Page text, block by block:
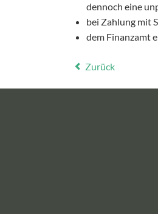
dennoch eine
bei Zahlung mit
dem Finanzamt
Zurück